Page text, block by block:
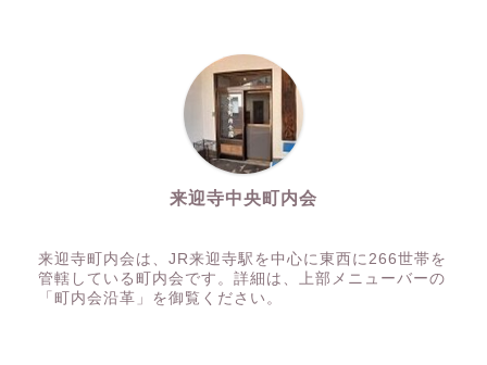
来迎寺中央町内会
来迎寺町内会は、JR来迎寺駅を中心に東西に266世帯を
管轄している町内会です。詳細は、上部メニューバーの
「町内会沿革」を御覧ください。